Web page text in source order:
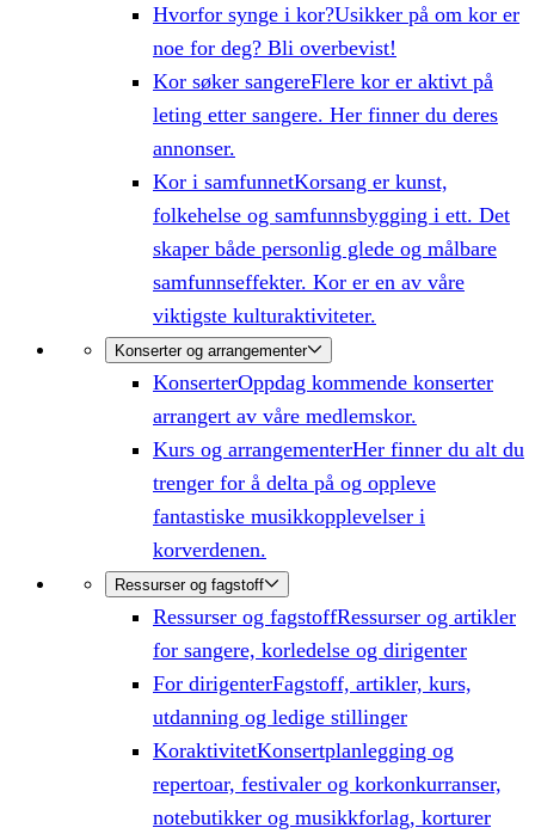
Hvorfor synge i kor?Usikker på om kor er
noe for deg? Bli overbevist!
Kor søker sangereFlere kor er aktivt på
leting etter sangere. Her finner du deres
annonser.
Kor i samfunnetKorsang er kunst,
folkehelse og samfunnsbygging i ett. Det
skaper både personlig glede og målbare
samfunnseffekter. Kor er en av våre
viktigste kulturaktiviteter.
Konserter og arrangementer
KonserterOppdag kommende konserter
arrangert av våre medlemskor.
Kurs og arrangementerHer finner du alt du
trenger for å delta på og oppleve
fantastiske musikkopplevelser i
korverdenen.
Ressurser og fagstoff
Ressurser og fagstoffRessurser og artikler
for sangere, korledelse og dirigenter
For dirigenterFagstoff, artikler, kurs,
utdanning og ledige stillinger
KoraktivitetKonsertplanlegging og
repertoar, festivaler og korkonkurranser,
notebutikker og musikkforlag, korturer